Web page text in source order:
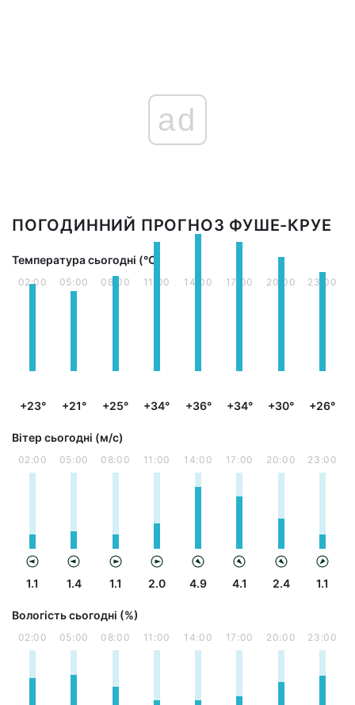
ad
ПОГОДИННИЙ ПРОГНОЗ ФУШЕ-КРУЕ
Температура сьогодні (°С)
02:00
+23°
05:00
+21°
08:00
+25°
11:00
+34°
14:00
+36°
17:00
+34°
20:00
+30°
23:00
+26°
Вітер сьогодні (м/с)
02:00
1.1
05:00
1.4
08:00
1.1
11:00
2.0
14:00
4.9
17:00
4.1
20:00
2.4
23:00
1.1
Вологість сьогодні (%)
02:00 05:00 08:00 11:00 14:00 17:00 20:00 23:00